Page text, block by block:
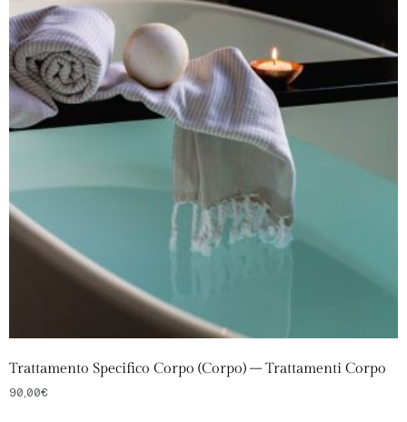
Trattamento Specifico Corpo (Corpo) – Trattamenti Corpo
90,00€